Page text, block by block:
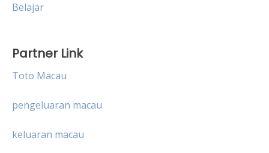
Belajar
Partner Link
Toto Macau
pengeluaran macau
keluaran macau